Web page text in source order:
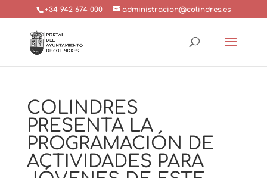
+34 942 674 000 administracion@colindres.es
COLINDRES
PRESENTA LA
PROGRAMACIÓN DE
ACTIVIDADES PARA